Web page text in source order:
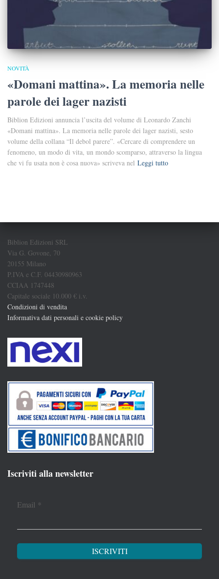
NOVITÀ
«Domani mattina». La memoria nelle
parole dei lager nazisti
Biblion Edizioni annuncia l’uscita del volume di Leonardo Zanchi
«Domani mattina». La memoria nelle parole dei lager nazisti, sesto
volume della collana “Il debol parere”. «Cercare di comprendere un
fenomeno, un modo di vita, un mondo scomparso, attraverso la lingua
che vi fu usata non è cosa nuova» scriveva nel Leggi tutto
Biblion Edizioni SRL
Via G. Govone, 70
20155 Milano
P.IVA e C.F. 04430980963
CCIAA 1747448
Capitale sociale 10.000 € i.v.
Condizioni di vendita
Informativa dati personali e cookie policy
Iscriviti alla newsletter
Email *